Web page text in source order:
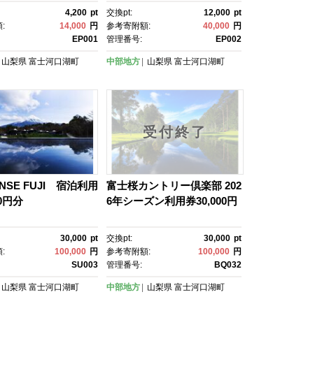
4,200 pt
:
14,000 円
EP001
山梨県 富士河口湖町
交換pt: 12,000 pt
参考寄附額:
40,000 円
管理番号:
EP002
中部地方 山梨県 富士河口湖町
FUJI 宿泊利用
円分
30,000 pt
:
100,000 円
SU003
山梨県 富士河口湖町
受付終了
富士桜カントリー倶楽部 202
6年シーズン利用券30,000円
交換pt: 30,000 pt
参考寄附額:
100,000 円
管理番号:
BQ032
中部地方 山梨県 富士河口湖町